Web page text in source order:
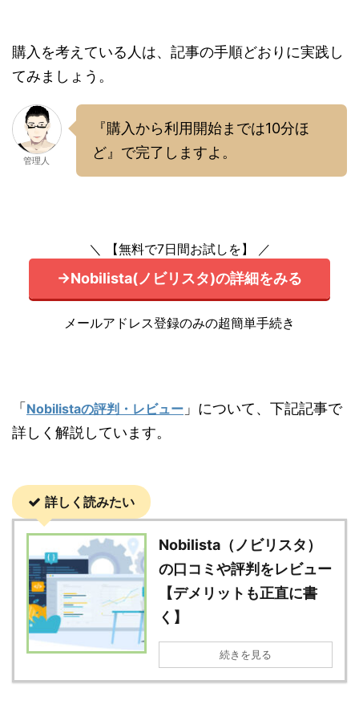
購入を考えている人は、記事の手順どおりに実践し
てみましょう。
管理人
『購入から利用開始までは10分ほ
ど』で完了しますよ。
＼ 【無料で7日間お試しを】 ／
→Nobilista(ノビリスタ)の詳細をみる
メールアドレス登録のみの超簡単手続き
「 Nobilistaの評判・レビュー 」について、下記記事で
詳しく解説しています。
詳しく読みたい
Nobilista（ノビリスタ）
の口コミや評判をレビュー
【デメリットも正直に書
く】
続きを見る